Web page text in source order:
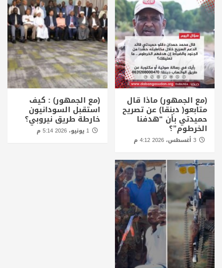
(مع الجمهور) ماذا قال
متابعو( دبنقا) عن تصريح
حميدتي بأن “هدفنا
الخرطوم”؟
(مع الجمهور) : كيف
استقبل السودانيون
خارطة طريق نيروبي؟
1 يونيو، 2026 5:14 م